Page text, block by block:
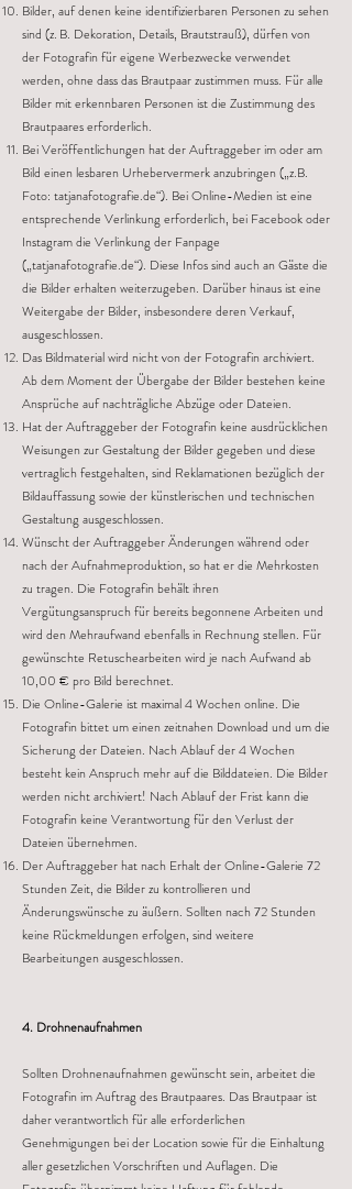
Bilder, auf denen keine identifizierbaren Personen zu sehen
sind (z. B. Dekoration, Details, Brautstrauß), dürfen von
der Fotografin für eigene Werbezwecke verwendet
werden, ohne dass das Brautpaar zustimmen muss. Für alle
Bilder mit erkennbaren Personen ist die Zustimmung des
Brautpaares erforderlich.
Bei Veröffentlichungen hat der Auftraggeber im oder am
Bild einen lesbaren Urhebervermerk anzubringen („z.B.
Foto: tatjanafotografie.de“). Bei Online-Medien ist eine
entsprechende Verlinkung erforderlich, bei Facebook oder
Instagram die Verlinkung der Fanpage
(„tatjanafotografie.de“). Diese Infos sind auch an Gäste die
die Bilder erhalten weiterzugeben. Darüber hinaus ist eine
Weitergabe der Bilder, insbesondere deren Verkauf,
ausgeschlossen.
Das Bildmaterial wird nicht von der Fotografin archiviert.
Ab dem Moment der Übergabe der Bilder bestehen keine
Ansprüche auf nachträgliche Abzüge oder Dateien.
Hat der Auftraggeber der Fotografin keine ausdrücklichen
Weisungen zur Gestaltung der Bilder gegeben und diese
vertraglich festgehalten, sind Reklamationen bezüglich der
Bildauffassung sowie der künstlerischen und technischen
Gestaltung ausgeschlossen.
Wünscht der Auftraggeber Änderungen während oder
nach der Aufnahmeproduktion, so hat er die Mehrkosten
zu tragen. Die Fotografin behält ihren
Vergütungsanspruch für bereits begonnene Arbeiten und
wird den Mehraufwand ebenfalls in Rechnung stellen. Für
gewünschte Retuschearbeiten wird je nach Aufwand ab
10,00 € pro Bild berechnet.
Die Online-Galerie ist maximal 4 Wochen online. Die
Fotografin bittet um einen zeitnahen Download und um die
Sicherung der Dateien. Nach Ablauf der 4 Wochen
besteht kein Anspruch mehr auf die Bilddateien. Die Bilder
werden nicht archiviert! Nach Ablauf der Frist kann die
Fotografin keine Verantwortung für den Verlust der
Dateien übernehmen.
Der Auftraggeber hat nach Erhalt der Online-Galerie 72
Stunden Zeit, die Bilder zu kontrollieren und
Änderungswünsche zu äußern. Sollten nach 72 Stunden
keine Rückmeldungen erfolgen, sind weitere
Bearbeitungen ausgeschlossen.
4. Drohnenaufnahmen
Sollten Drohnenaufnahmen gewünscht sein, arbeitet die
Fotografin im Auftrag des Brautpaares. Das Brautpaar ist
daher verantwortlich für alle erforderlichen
Genehmigungen bei der Location sowie für die Einhaltung
aller gesetzlichen Vorschriften und Auflagen. Die